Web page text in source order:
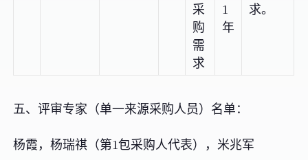
采
购
需
求
1
年
求。
五、评审专家（单一来源采购人员）名单：
杨霞，杨瑞祺（第1包采购人代表），米兆军